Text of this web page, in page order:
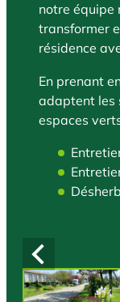
notre
transformer
résidence
En prenant
adaptent les
espaces